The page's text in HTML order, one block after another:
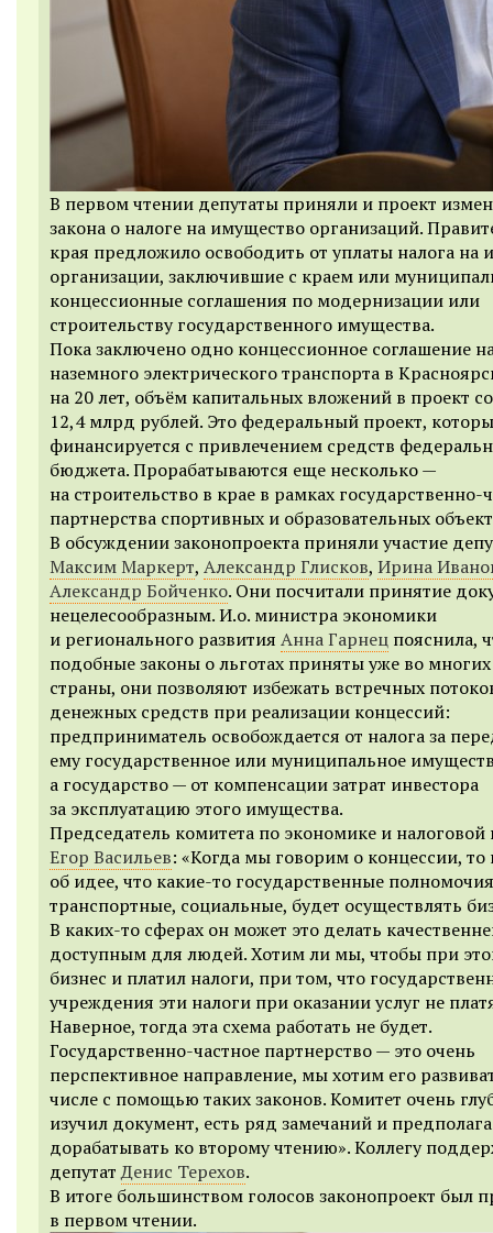
В первом чтении депутаты приняли и проект
закона о налоге на имущество организаций.
края предложило освободить от уплаты налога на
организации, заключившие с краем или
концессионные соглашения по модернизации или
строительству государственного имущества.
Пока заключено одно концессионное соглашение
наземного электрического транспорта в
на 20 лет, объём капитальных вложений в проект
12,4 млрд рублей. Это федеральный проект,
финансируется с привлечением средств
бюджета. Прорабатываются еще несколько —
на строительство в крае в рамках государственно-
партнерства спортивных и образовательных
В обсуждении законопроекта приняли участие
Максим Маркерт, Александр Глисков, Ирина
Александр Бойченко. Они посчитали принятие
нецелесообразным. И.о. министра экономики
и регионального развития Анна Гарнец пояснила,
подобные законы о льготах приняты уже во
страны, они позволяют избежать встречных
денежных средств при реализации концессий:
предприниматель освобождается от налога за
ему государственное или муниципальное
а государство — от компенсации затрат инвестора
за эксплуатацию этого имущества.
Председатель комитета по экономике и налоговой
Егор Васильев: «Когда мы говорим о концессии,
об идее, что какие-то государственные
транспортные, социальные, будет осуществлять
В каких-то сферах он может это делать
доступным для людей. Хотим ли мы, чтобы при
бизнес и платил налоги, при том, что
учреждения эти налоги при оказании услуг не
Наверное, тогда эта схема работать не будет.
Государственно-частное партнерство — это очень
перспективное направление, мы хотим его
числе с помощью таких законов. Комитет очень
изучил документ, есть ряд замечаний и
дорабатывать ко второму чтению». Коллегу
депутатДенис Терехов.
В итоге большинством голосов законопроект был
в первом чтении.